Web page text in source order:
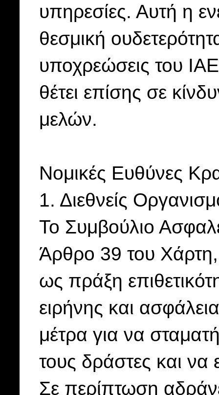
υπηρεσίες. Αυτή η
θεσμική
υποχρεώσεις του
θέτει επίσης σε
μελών.
Νομικές Ευθύνες
1. Διεθνείς
Το Συμβούλιο
Άρθρο 39 του Χάρτη,
ως πράξη
ειρήνης και
μέτρα για να
τους δράστες και να
Σε περίπτωση